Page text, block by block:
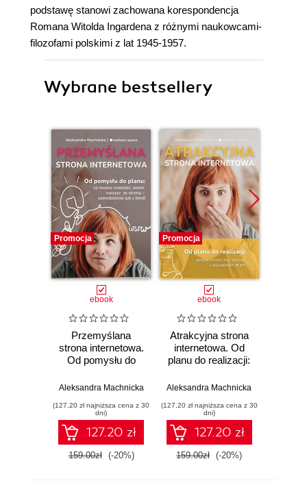
podstawę stanowi zachowana korespondencja
Romana Witolda Ingardena z różnymi naukowcami-
filozofami polskimi z lat 1945-1957.
Wybrane bestsellery
Promocja
ebook
Przemyślana
strona internetowa.
Od pomysłu do
wiedzieć, zanim
samodzielnie lub z
kimś!
Aleksandra Machnicka
(127,20 zł najniższa cena z 30
dni)
127.20 zł
159.00zł (-20%)
Promocja
ebook
Atrakcyjna strona
internetowa. Od
planu do realizacji:
chaosu i
Aleksandra Machnicka
(127,20 zł najniższa cena z 30
dni)
127.20 zł
159.00zł (-20%)